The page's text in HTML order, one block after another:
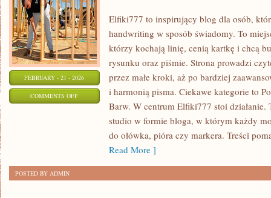
FEBRUARY - 21 - 2026
COMMENTS OFFON
PRZEDMIOTY
Elfiki777 to inspirujący blog dla osób,
handwriting w sposób świadomy. To
którzy kochają linię, cenią kartkę i chcą
rysunku oraz piśmie. Strona prowadzi
przez małe kroki, aż po bardziej
i harmonią pisma. Ciekawe kategorie to
Barw. W centrum Elfiki777 stoi
studio w formie bloga, w którym każdy
do ołówka, pióra czy markera. Treści
Read More ]
POSTED BY ADMIN